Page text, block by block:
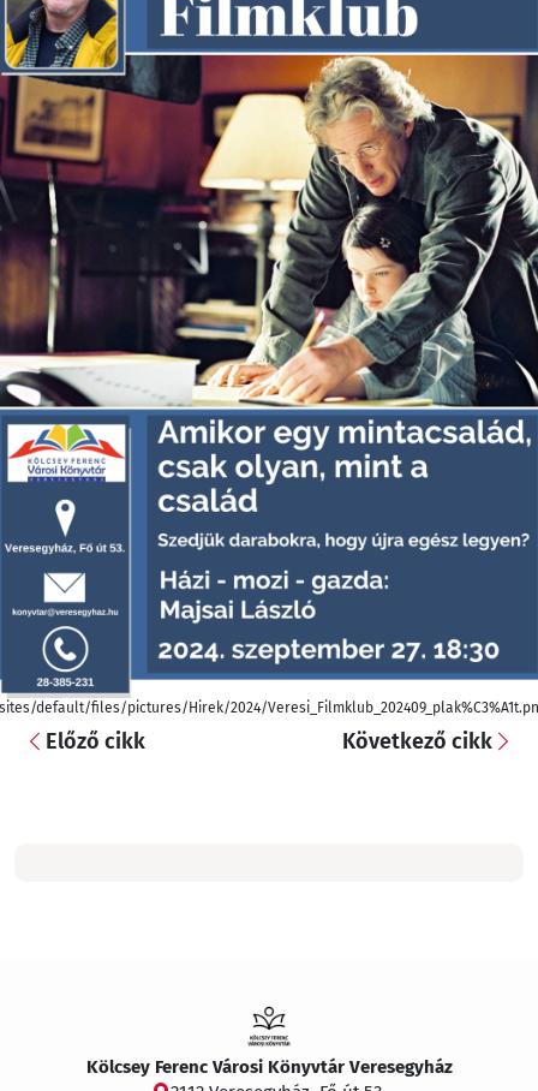
default/files/pictures/Hirek/2024/
Előző cikk Következő cikk
Kölcsey Ferenc Városi Könyvtár Veresegyház